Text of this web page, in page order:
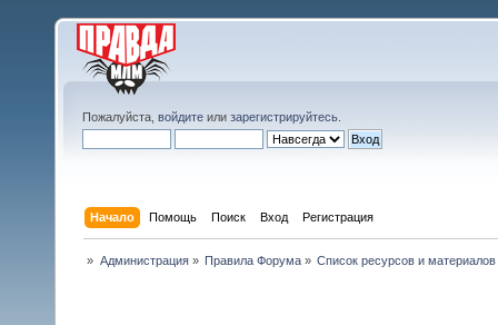
Пожалуйста, войдите или зарегистрируйтесь
Начало Помощь Поиск Вход Регистрация
» Администрация» Правила Форума» Список ресурсов и